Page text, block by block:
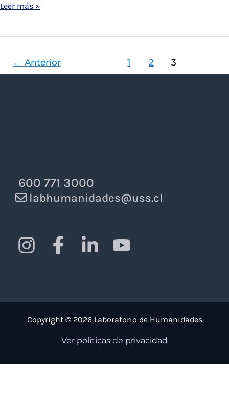
Director
Lab
La
Humanidades
Leer más »
← Anterior 1 2 3
600 771 3000
labhumanidades@uss.cl
Copyright © 2026 Laboratorio de Humanidades
Ver politicas de privacidad